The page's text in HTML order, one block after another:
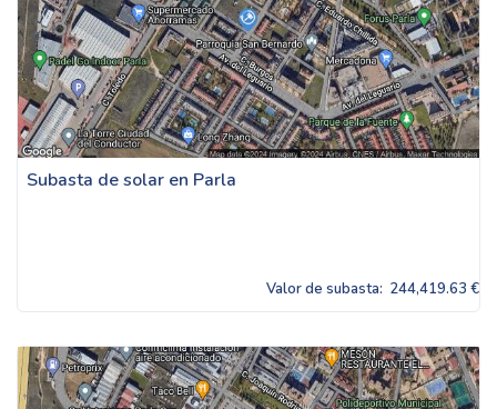
Subasta de solar en Parla
Valor de subasta: 244,419.63 €